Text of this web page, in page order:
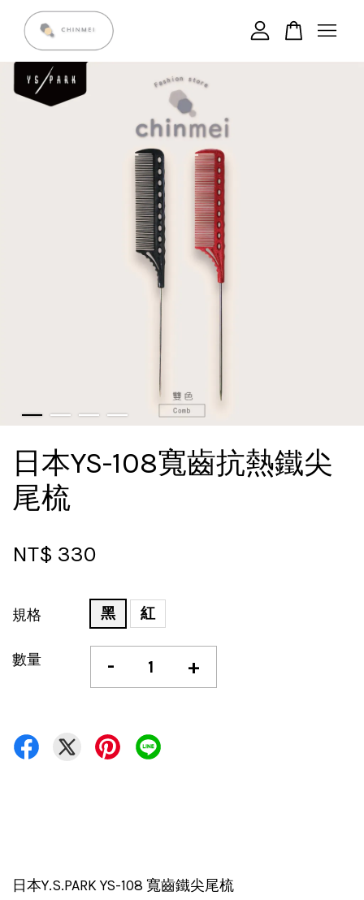
日本YS-108寬齒抗熱鐵尖
尾梳
NT$ 330
規格 黑 紅
數量 - +
日本Y.S.PARK YS-108 寬齒鐵尖尾梳
您的購物車目前還是空的。
繼續購物